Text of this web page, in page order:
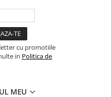
cu promotiile
in Politica de
MEU